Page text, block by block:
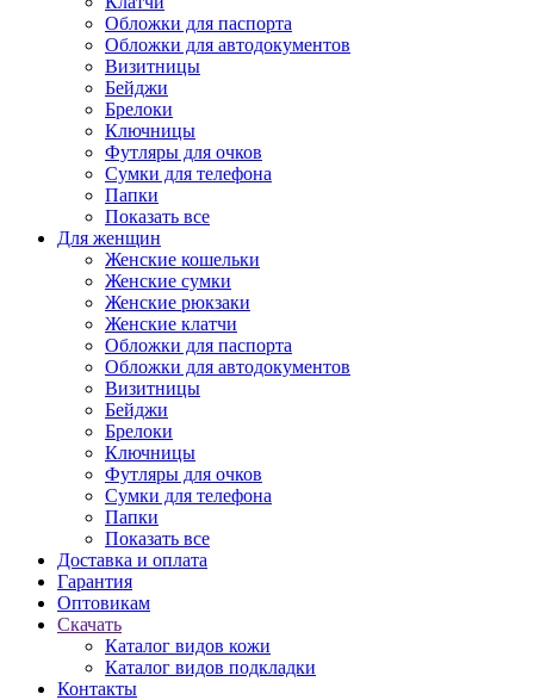
Обложки для паспорта
Обложки для автодокументов
Визитницы
Бейджи
Брелоки
Ключницы
Футляры для очков
Сумки для телефона
Папки
Показать все
Для женщин
Женские кошельки
Женские сумки
Женские рюкзаки
Женские клатчи
Обложки для паспорта
Обложки для автодокументов
Визитницы
Бейджи
Брелоки
Ключницы
Футляры для очков
Сумки для телефона
Папки
Показать все
Доставка и оплата
Гарантия
Оптовикам
Скачать
Каталог видов кожи
Каталог видов подкладки
Контакты